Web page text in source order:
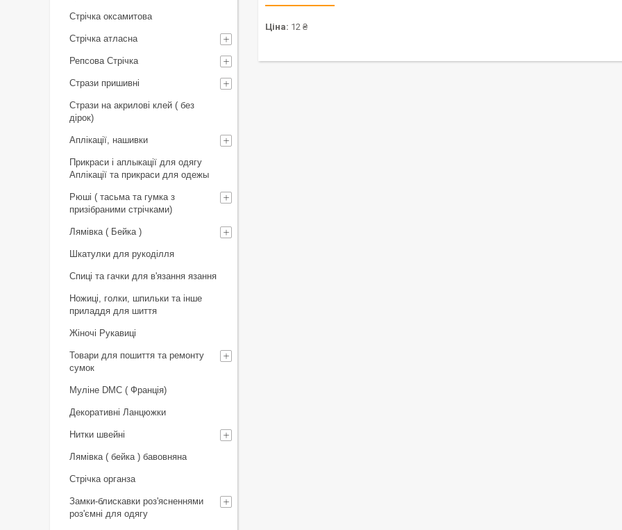
Ціна: 12 ₴
Стрічка оксамитова
Стрічка атласна
Репсова Стрічка
Стрази пришивні
Стрази на акрилові клей ( без
дірок)
Аплікації, нашивки
Прикраси і аплыкації для одягу
Аплікації та прикраси для одежы
Рюші ( тасьма та гумка з
призібраними стрічками)
Лямівка ( Бейка )
Шкатулки для рукоділля
Спиці та гачки для в'язання язання
Ножиці, голки, шпильки та інше
приладдя для шиття
Жіночі Рукавиці
Товари для пошиття та ремонту
сумок
Муліне DMC ( Франція)
Декоративні Ланцюжки
Нитки швейні
Лямівка ( бейка ) бавовняна
Стрічка органза
Замки-блискавки роз'ясненнями
роз'ємні для одягу